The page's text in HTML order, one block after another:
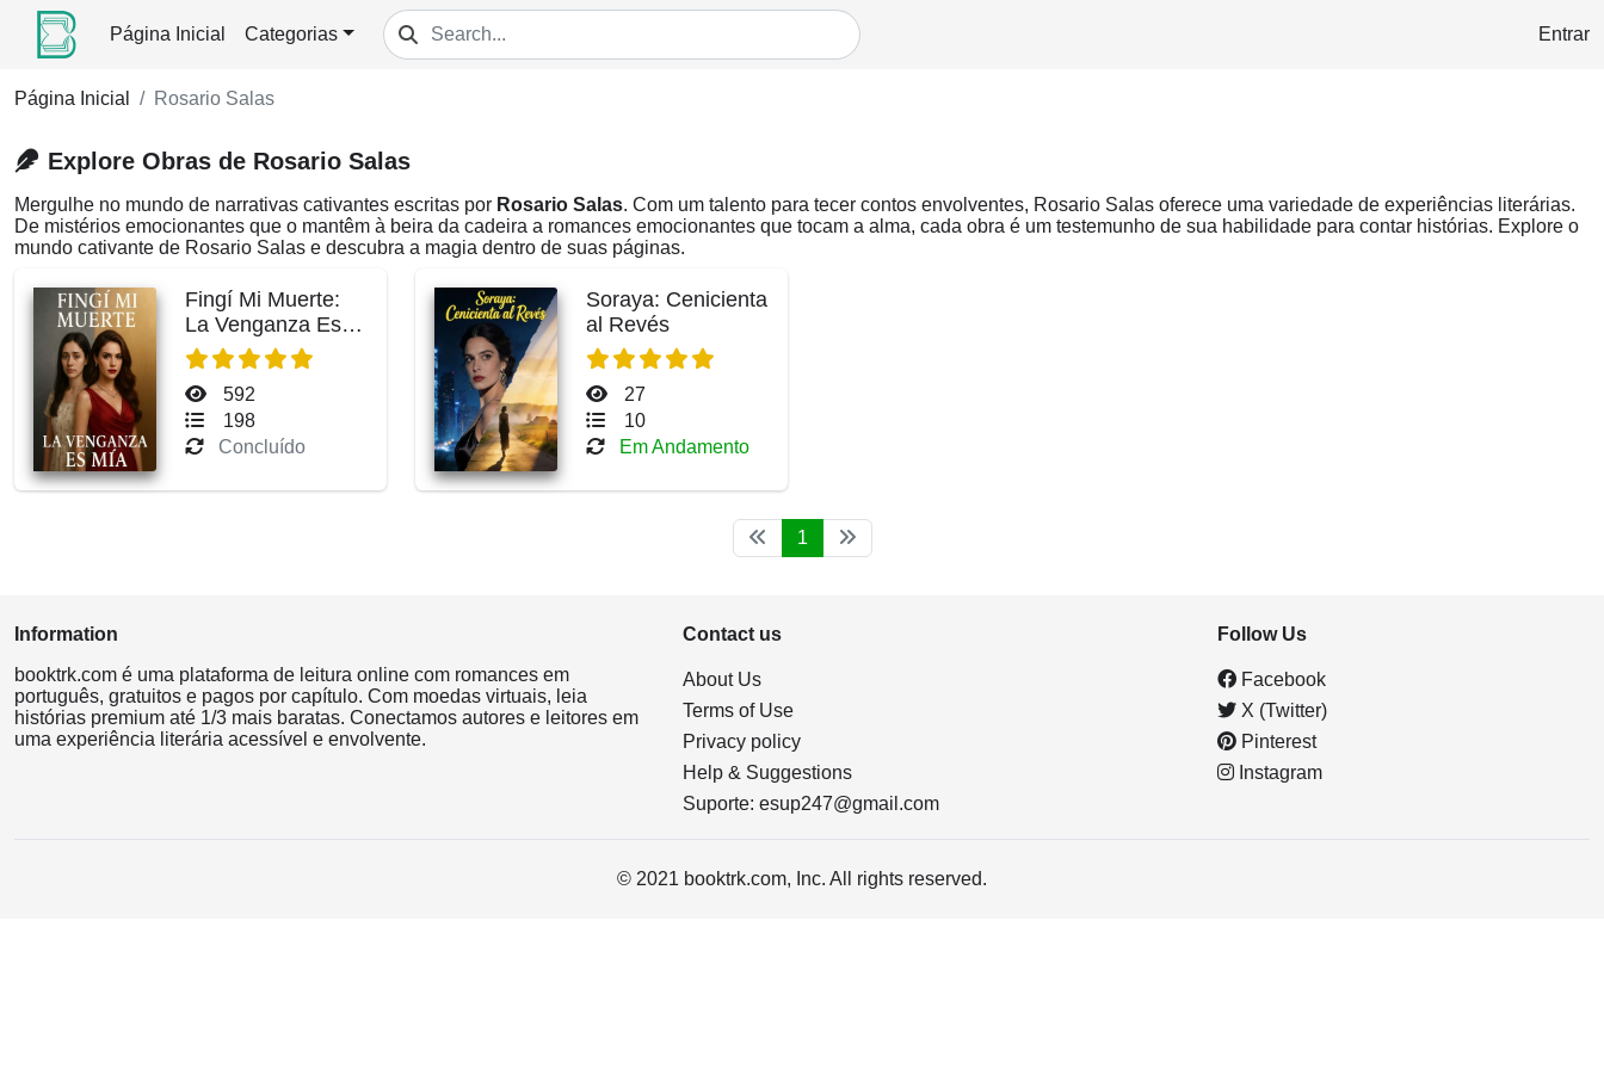
Página Inicial Categorias Entrar
Página Inicial Rosario Salas
Explore Obras de Rosario Salas
Mergulhe no mundo de narrativas cativantes escritas por Rosario Salas. Com um talento para tecer contos envolventes, Rosario Salas oferece uma variedade de experiências literárias.
De mistérios emocionantes que o mantêm à beira da cadeira a romances emocionantes que tocam a alma, cada obra é um testemunho de sua habilidade para contar histórias. Explore o
mundo cativante de Rosario Salas e descubra a magia dentro de suas páginas.
Fingí Mi Muerte:
La Venganza Es
Mía
592
198
Concluído
Soraya: Cenicienta
al Revés
27
10
Em Andamento
1
Information
booktrk.com é uma plataforma de leitura online com romances em
português, gratuitos e pagos por capítulo. Com moedas virtuais, leia
histórias premium até 1/3 mais baratas. Conectamos autores e leitores em
uma experiência literária acessível e envolvente.
Contact us
About Us
Terms of Use
Privacy policy
Help & Suggestions
Suporte: esup247@gmail.com
Follow Us
Facebook
X (Twitter)
Pinterest
Instagram
© 2021 booktrk.com, Inc. All rights reserved.